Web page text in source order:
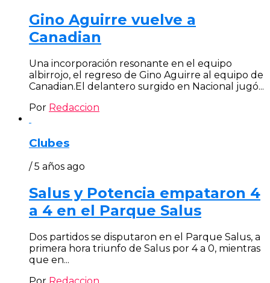
Gino Aguirre vuelve a
Canadian
Una incorporación resonante en el equipo
albirrojo, el regreso de Gino Aguirre al equipo de
Canadian.El delantero surgido en Nacional jugó...
Por Redaccion
Clubes
/ 5 años ago
Salus y Potencia empataron 4
a 4 en el Parque Salus
Dos partidos se disputaron en el Parque Salus, a
primera hora triunfo de Salus por 4 a 0, mientras
que en...